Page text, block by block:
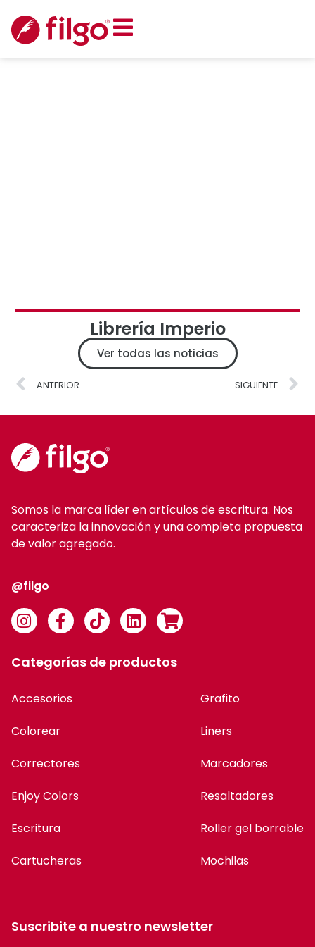
Librería Imperio
Ver todas las noticias
ANTERIOR SIGUIENTE
Somos la marca líder en artículos de escritura. Nos
caracteriza la innovación y una completa propuesta
de valor agregado.
@filgo
Categorías de productos
Accesorios
Colorear
Correctores
Enjoy Colors
Escritura
Cartucheras
Grafito
Liners
Marcadores
Resaltadores
Roller gel borrable
Mochilas
Suscribite a nuestro newsletter